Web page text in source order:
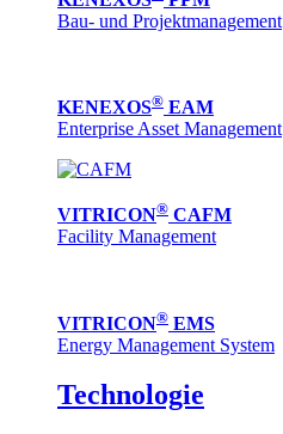
Bau- und Projektmanagement
KENEXOS® EAM
Enterprise Asset Management
VITRICON® CAFM
Facility Management
VITRICON® EMS
Energy Management System
Technologie